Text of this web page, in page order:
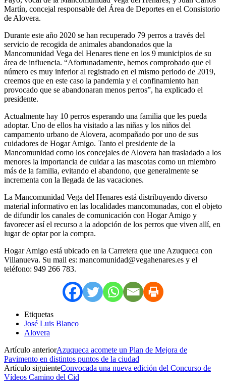
Martín, concejal responsable del Área de Deportes en el Consistorio
de Alovera.
Durante este año 2020 se han recuperado 79 perros a través del
servicio de recogida de animales abandonados que la
Mancomunidad Vega del Henares tiene en los 9 municipios de su
área de influencia. “Afortunadamente, hemos comprobado que el
número es muy inferior al registrado en el mismo periodo de 2019,
creemos que en este caso la pandemia y el confinamiento han
provocado que se abandonaran menos perros”, ha explicado el
presidente.
Actualmente hay 10 perros esperando una familia que les pueda
adoptar. Uno de ellos ha visitado a las niñas y los niños del
campamento urbano de Alovera, acompañado por uno de sus
cuidadores de Hogar Amigo. Tanto el presidente de la
Mancomunidad como los concejales de Alovera han trasladado a los
menores la importancia de cuidar a las mascotas como un miembro
más de la familia, evitando el abandono, que generalmente se
incrementa con la llegada de las vacaciones.
La Mancomunidad Vega del Henares está distribuyendo diverso
material informativo en las localidades mancomunadas, con el objeto
de difundir los canales de comunicación con Hogar Amigo y
favorecer así el recurso a la adopción de los perros que viven allí, en
lugar de optar por la compra.
Hogar Amigo está ubicado en la Carretera que une Azuqueca con
Villanueva. Su mail es: mancomunidad@vegahenares.es y el
teléfono: 949 266 783.
Etiquetas
José Luis Blanco
Alovera
Artículo anteriorAzuqueca acomete un Plan de Mejora de
Pavimento en distintos puntos de la ciudad
Artículo siguienteConvocada una nueva edición del Concurso de
Vídeos Camino del Cid